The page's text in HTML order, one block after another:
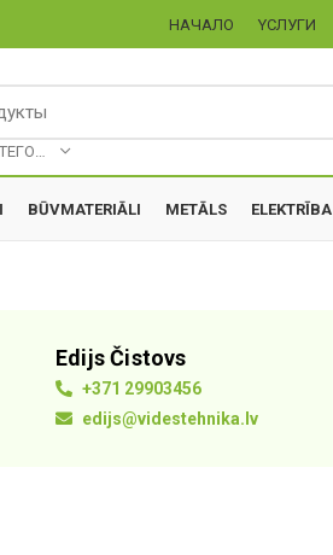
НАЧАЛО YСЛУГИ
BŪVMATERIĀLI METĀLS ELEKTRĪBA
Edijs Čistovs
+371 29903456
edijs@videstehnika.lv